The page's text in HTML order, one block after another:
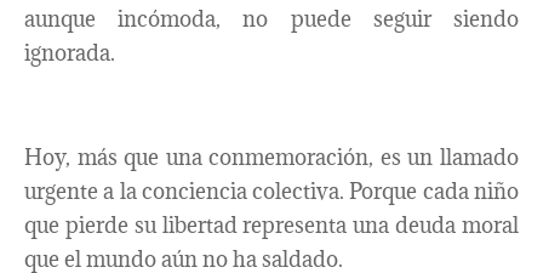
aunque incómoda, no puede seguir siendo
ignorada.
Hoy, más que una conmemoración, es un llamado
urgente a la conciencia colectiva. Porque cada niño
que pierde su libertad representa una deuda moral
que el mundo aún no ha saldado.